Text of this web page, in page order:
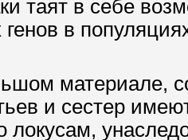
таят в себе
генов в
материале,
и сестер
локусам,